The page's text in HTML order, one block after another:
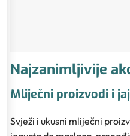
Najzanimljivije
Mliječni proizvodi i
Svježi i ukusni mliječni